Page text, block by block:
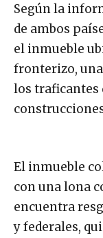
Según la
de ambos
el inmueble
fronterizo,
los traficantes
El inmueble
con una lona
encuentra
y federales,